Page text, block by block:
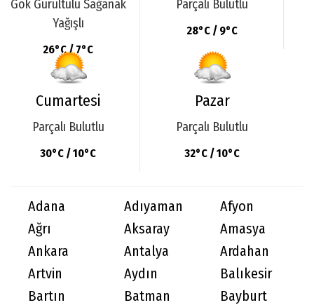
Gök Gürültülü Sağanak
Yağışlı
26°C / 7°C
Parçalı Bulutlu
28°C / 9°C
Cumartesi
Parçalı Bulutlu
30°C / 10°C
Pazar
Parçalı Bulutlu
32°C / 10°C
Adana Adıyaman
Afyon
Ağrı
Aksaray
Amasya
Ankara
Antalya
Ardahan
Artvin
Aydın
Balıkesir
Bartın
Batman
Bayburt